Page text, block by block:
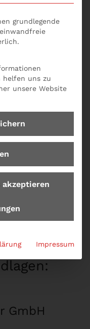
gleichzeitig
In diesem
über
Verweisen
Nutze diesen
einzusetzen und
GmbH
Gruppen, für die
grundlegende
helfen uns zu
unsere Website
akzeptieren
Impressum